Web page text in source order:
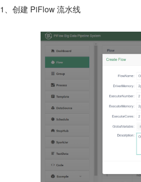
1、创建 PiFlow 流水线